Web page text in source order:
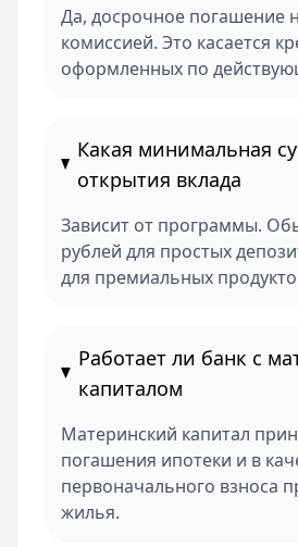
Да, досрочное погашение
комиссией. Это касается
оформленных по
Какая минимальная
открытия вклада
Зависит от программы.
рублей для простых
для премиальных
Работает ли банк с
капиталом
Материнский капитал
погашения ипотеки и в
первоначального взноса
жилья.